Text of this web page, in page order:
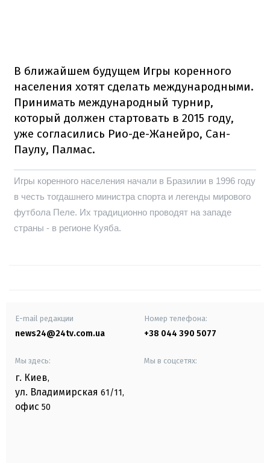
В ближайшем будущем Игры коренного
населения хотят сделать международными.
Принимать международный турнир,
который должен стартовать в 2015 году,
уже согласились Рио-де-Жанейро, Сан-
Паулу, Палмас.
Игры коренного населения начали в Бразилии в 1996 году
в честь тогдашнего министра спорта и легенды мирового
футбола Пеле. Их традиционно проводят на западе
страны - в регионе Куяба.
E-mail редакции
news24@24tv.com.ua
Номер телефона:
+38 044 390 5077
Мы здесь:
г. Киев,
ул. Владимирская 61/11,
офис 50
Мы в соцсетях: